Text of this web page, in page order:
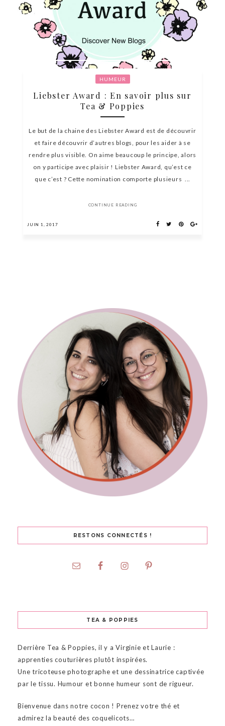
HUMEUR
Liebster Award : En savoir plus sur
Tea & Poppies
Le but de la chaine des Liebster Award est de découvrir
et faire découvrir d’autres blogs, pour les aider à se
rendre plus visible. On aime beaucoup le principe, alors
on y participe avec plaisir ! Liebster Award, qu’est ce
que c’est ? Cette nomination comporte plusieurs ...
CONTINUE READING
JUIN 1, 2017
RESTONS CONNECTÉS !
TEA & POPPIES
Derrière Tea & Poppies, il y a Virginie et Laurie :
apprenties couturières plutôt inspirées.
Une tricoteuse photographe et une dessinatrice captivée
par le tissu. Humour et bonne humeur sont de rigueur.
Bienvenue dans notre cocon ! Prenez votre thé et
admirez la beauté des coquelicots…